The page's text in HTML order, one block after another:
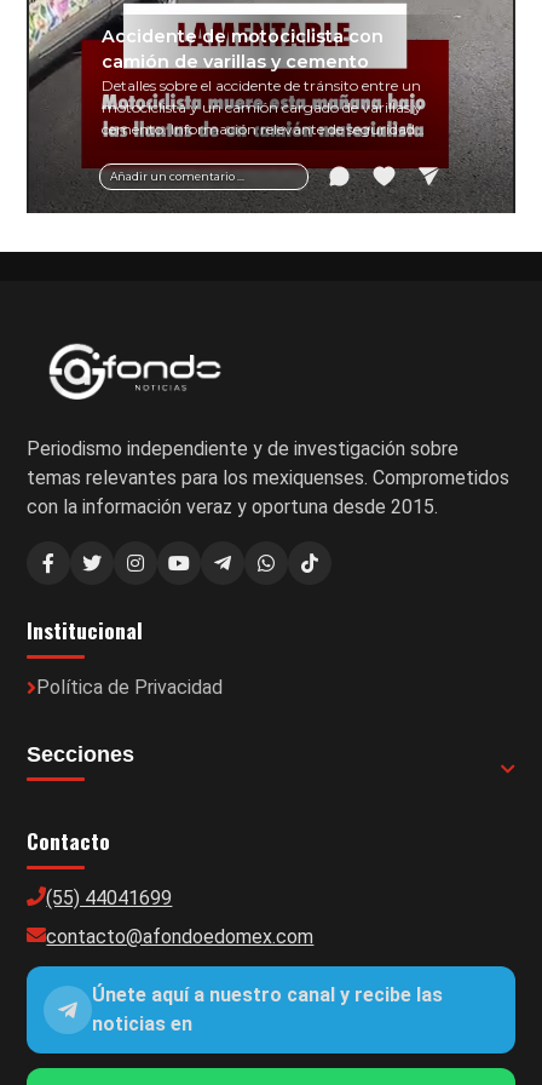
Añadir un comentario ...
Accidente de motociclista con
camión de varillas y cemento
Detalles sobre el accidente de tránsito entre un
motociclista y un camión cargado de varillas y
cemento. Información relevante de seguridad
vial y recomendaciones para motociclistas.
Periodismo independiente y de investigación sobre
temas relevantes para los mexiquenses. Comprometidos
con la información veraz y oportuna desde 2015.
Institucional
Política de Privacidad
Secciones
Contacto
(55) 44041699
contacto@afondoedomex.com
Únete aquí a nuestro canal y recibe las
noticias en